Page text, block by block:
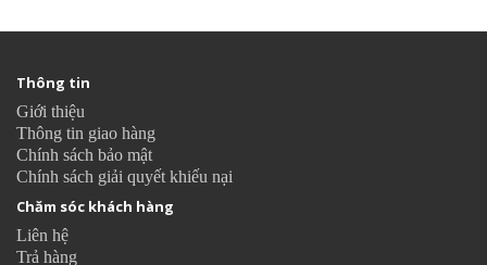
Thông tin
Giới thiệu
Thông tin giao hàng
Chính sách bảo mật
Chính sách giải quyết khiếu nại
Chăm sóc khách hàng
Liên hệ
Trả hàng